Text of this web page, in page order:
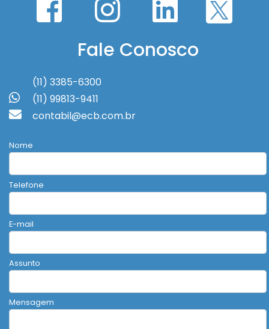
Fale Conosco
(11) 3385-6300
(11) 99813-9411
contabil@ecb.com.br
Nome
Telefone
E-mail
Assunto
Mensagem